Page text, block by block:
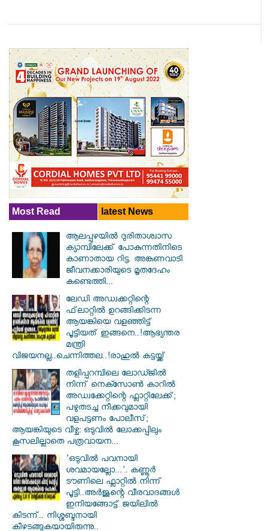
Most Read latest News
ആലപ്പുഴയിൽ ​ദുരിതാശ്വാസ
ക്യാമ്പിലേക്ക് പോകുന്നതിനിടെ
കാണാതായ റിട്ട. അങ്കണവാടി
ജീവനക്കാരിയുടെ മൃതദേഹം
കണ്ടെത്തി...
ലേഡി അഡ്വക്കറ്റിന്റെ
ഫ്‌ലാറ്റിൽ ഉറങ്ങിക്കിടന്ന
ആയങ്കിയെ വളഞ്ഞിട്ട്
പൂട്ടിയത് ഇങ്ങനെ..!ആഭ്യന്തര
മന്ത്രി
വിജയനല്ല..ചെന്നിത്തല..!രാഹുൽ കട്ടയ്ക്ക്
തളിപ്പറമ്പിലെ ലോഡ്ജിൽ
നിന്ന് നെക്സോൺ കാറിൽ
അഡ്വക്കേറ്റിന്റെ ഫ്ലാറ്റിലേക്ക്;
പഴുതടച്ച നീക്കവുമായി
വളപട്ടണം പോലീസ്;
ആയങ്കിയുടെ വീഴ്ച: ഒടുവിൽ ലോക്കപ്പിലും
കൂസലില്ലാതെ പത്രവായന...
'ഒടുവിൽ പവനായി
ശവമായല്ലോ...'. കണ്ണൂര്‍
ടൗണിലെ ഫ്ലാറ്റിൽ നിന്ന്
പൂട്ടി..അർജുന്റെ വീരവാദങ്ങൾ
ഇനിയങ്ങോട്ട് ജയിലിൽ
കിടന്ന്.. നിശ്ശബ്ദനായി
കീഴടങ്ങുകയായിരുന്നു..